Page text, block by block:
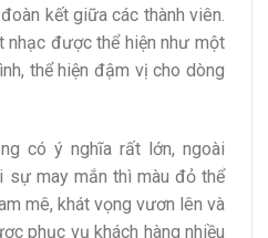
kết giữa các thành viên.
nhạc được thể hiện như một
thể hiện đậm vị cho dòng
có ý nghĩa rất lớn, ngoài
sự may mắn thì màu đỏ thể
mê, khát vọng vươn lên và
phục vụ khách hàng nhiều